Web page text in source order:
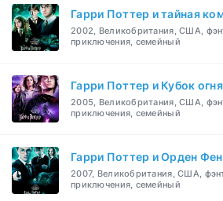
Гарри Поттер и тайная
2002, Великобритания, США,
приключения, семейный
Гарри Поттер и Кубок огня
2005, Великобритания, США,
приключения, семейный
Гарри Поттер и Орден
2007, Великобритания, США,
приключения, семейный